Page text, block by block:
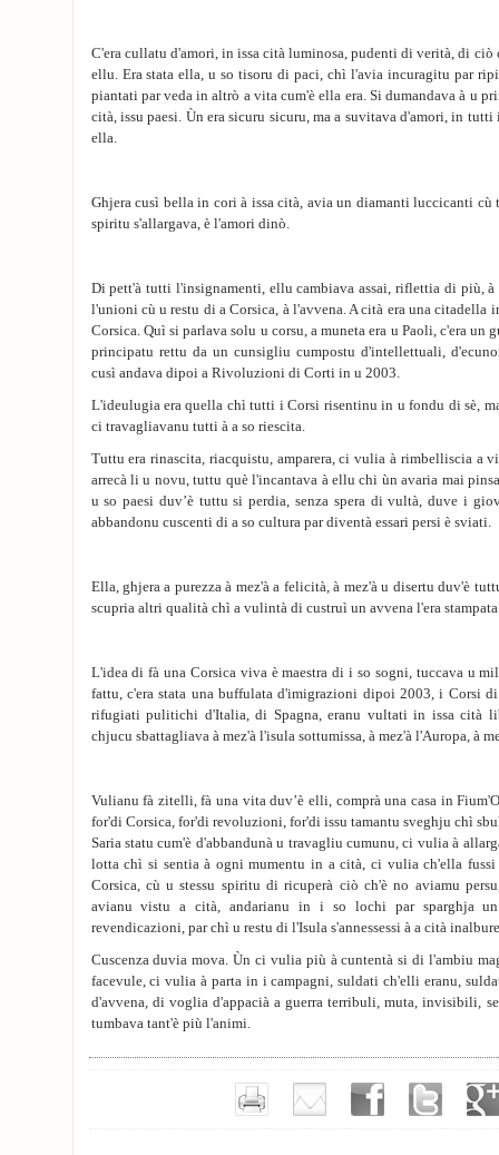
C'era cullatu d'amori, in issa cità luminosa, pudenti di verità, di ciò
ellu. Era stata ella, u so tisoru di paci, chì l'avia incuragitu par
piantati par veda in altrò a vita cum'è ella era. Si dumandava à u
cità, issu paesi. Ùn era sicuru sicuru, ma a suvitava d'amori, in
ella.
Ghjera cusì bella in cori à issa cità, avia un diamanti luccicanti
spiritu s'allargava, è l'amori dinò.
Di pett'à tutti l'insignamenti, ellu cambiava assai, riflettia di più, à
l'unioni cù u restu di a Corsica, à l'avvena. A cità era una citadella
Corsica. Quì si parlava solu u corsu, a muneta era u Paoli, c'era un
principatu rettu da un cunsigliu cumpostu d'intellettuali,
cusì andava dipoi a Rivoluzioni di Corti in u 2003.
L'ideulugia era quella chì tutti i Corsi risentinu in u fondu di sè,
ci travagliavanu tutti à a so riescita.
Tuttu era rinascita, riacquistu, amparera, ci vulia à rimbelliscia a
arrecà li u novu, tuttu què l'incantava à ellu chi ùn avaria mai
u so paesi duv’è tuttu si perdia, senza spera di vultà, duve i
abbandonu cuscenti di a so cultura par diventà essari persi è sviati.
Ella, ghjera a purezza à mez'à a felicità, à mez'à u disertu duv'è
scupria altri qualità chì a vulintà di custruì un avvena l'era
L'idea di fà una Corsica viva è maestra di i so sogni, tuccava u
fattu, c'era stata una buffulata d'imigrazioni dipoi 2003, i Corsi
rifugiati pulitichi d'Italia, di Spagna, eranu vultati in issa cità
chjucu sbattagliava à mez'à l'isula sottumissa, à mez'à l'Auropa, à
Vulianu fà zitelli, fà una vita duv’è elli, comprà una casa in
for'di Corsica, for'di revoluzioni, for'di issu tamantu sveghju chì
Saria statu cum'è d'abbandunà u travagliu cumunu, ci vulia à
lotta chì si sentia à ogni mumentu in a cità, ci vulia ch'ella
Corsica, cù u stessu spiritu di ricuperà ciò ch'è no aviamu
avianu vistu a cità, andarianu in i so lochi par sparghja
revendicazioni, par chì u restu di l'Isula s'annessessi à a cità
Cuscenza duvia mova. Ùn ci vulia più à cuntentà si di l'ambiu
facevule, ci vulia à parta in i campagni, suldati ch'elli eranu,
d'avvena, di voglia d'appacià a guerra terribuli, muta, invisibili,
tumbava tant'è più l'animi.